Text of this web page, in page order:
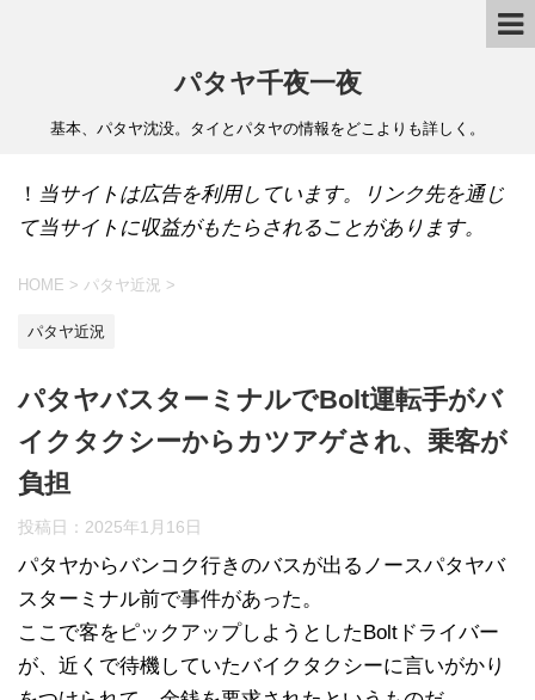
パタヤ千夜一夜
基本、パタヤ沈没。タイとパタヤの情報をどこよりも詳しく。
！ 当サイトは広告を利用しています。リンク先を通じ
て当サイトに収益がもたらされることがあります。
HOME > パタヤ近況 >
パタヤ近況
パタヤバスターミナルでBolt運転手がバ
イクタクシーからカツアゲされ、乗客が
負担
投稿日： 2025年1月16日
パタヤからバンコク行きのバスが出るノースパタヤバ
スターミナル前で事件があった。
ここで客をピックアップしようとしたBoltドライバー
が、近くで待機していたバイクタクシーに言いがかり